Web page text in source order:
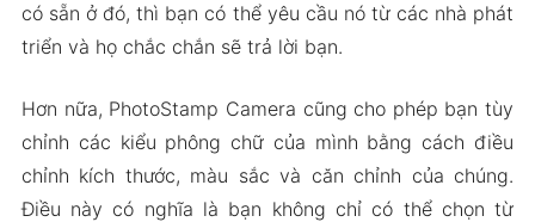
có sẵn ở đó, thì bạn có thể yêu cầu nó từ các nhà phát
triển và họ chắc chắn sẽ trả lời bạn.
Hơn nữa, PhotoStamp Camera cũng cho phép bạn tùy
chỉnh các kiểu phông chữ của mình bằng cách điều
chỉnh kích thước, màu sắc và căn chỉnh của chúng.
Điều này có nghĩa là bạn không chỉ có thể chọn từ